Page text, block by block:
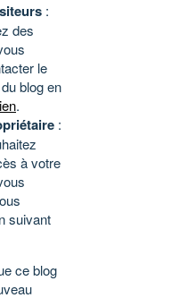
:
des
le
blog en
.
:
à votre
suivant
ce blog